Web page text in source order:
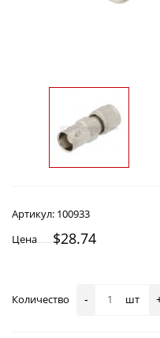
Артикул: 100933
Цена
$28.74
Количество - шт